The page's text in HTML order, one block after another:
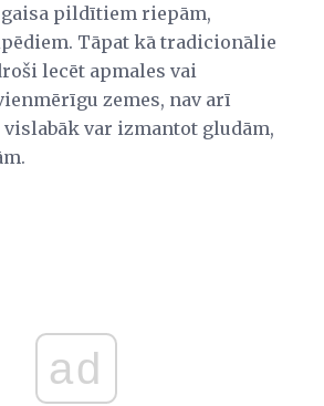
pildītiem riepām,
Tāpat kā tradicionālie
lecēt apmales vai
zemes, nav arī
vislabāk var izmantot gludām,
ad